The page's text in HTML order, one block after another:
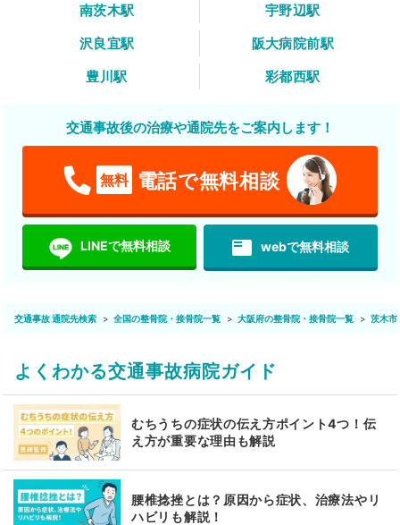
南茨木駅
宇野辺駅
沢良宜駅
阪大病院前駅
豊川駅
彩都西駅
交通事故後の治療や通院先をご案内します！
無料 電話で無料相談
LINEで無料相談 featured_play_list webで無料相談
交通事故 通院先検索 全国の整骨院・接骨院一覧 大阪府の整骨院・接骨院一覧 茨木市
よくわかる交通事故病院ガイド
むちうちの症状の伝え方ポイント4つ！伝
え方が重要な理由も解説
腰椎捻挫とは？原因から症状、治療法やリ
ハビリも解説！